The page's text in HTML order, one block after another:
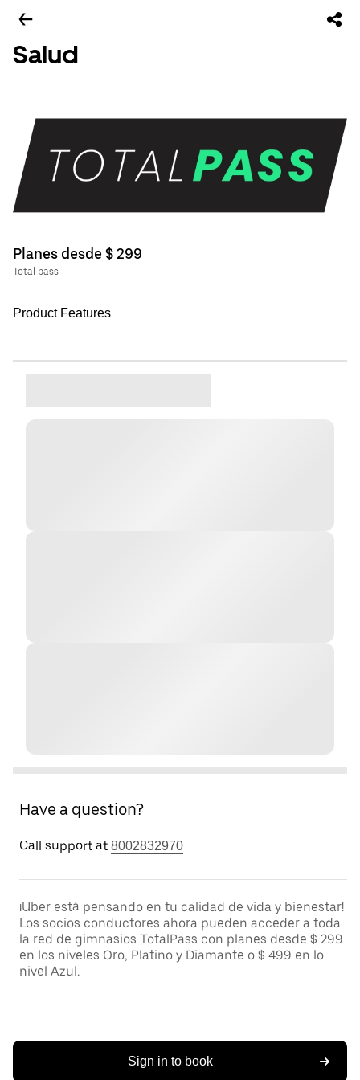
Salud
Planes desde $ 299
Total pass
Product Features
Have a question?
Call support at 8002832970
¡Uber está pensando en tu calidad de vida y bienestar!
Los socios conductores ahora pueden acceder a toda
la red de gimnasios TotalPass con planes desde $ 299
en los niveles Oro, Platino y Diamante o $ 499 en lo
nivel Azul.
Sign in to book